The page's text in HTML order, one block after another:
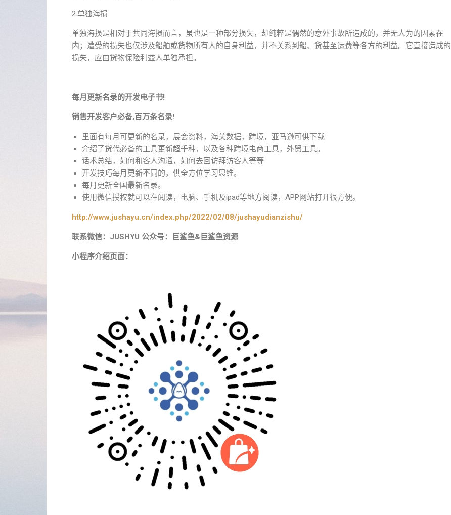
2.单独海损
单独海损是相对于共同海损而言，虽也是一种部分损失，却纯粹是偶然的意外事故所造成的，并无人为的因素在
内；遭受的损失也仅涉及船舶或货物所有人的自身利益，并不关系到船、货甚至运费等各方的利益。它直接造成的
损失，应由货物保险利益人单独承担。
每月更新名录的开发电子书!
销售开发客户必备,百万条名录!
里面有每月可更新的名录，展会资料，海关数据，跨境，亚马逊可供下载
介绍了货代必备的工具更新超千种，以及各种跨境电商工具，外贸工具。
话术总结，如何和客人沟通，如何去回访拜访客人等等
开发技巧每月更新不同的，供全方位学习思维。
每月更新全国最新名录。
使用微信授权就可以在阅读，电脑、手机及ipad等地方阅读，APP网站打开很方便。
http://www.jushayu.cn/index.php/2022/02/08/jushayudianzishu/
联系微信：JUSHYU 公众号：巨鲨鱼&巨鲨鱼资源
小程序介绍页面：